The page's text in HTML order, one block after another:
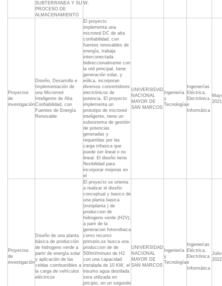
SUBTERRANEA Y SU
PROCESO DE
ALMACENAMIENTO
W.
Proyectos
de
investigación
Diseño, Desarrollo e
Implementación de
una Microrred
Inteligente de Alta
Confiabilidad, con
Fuentes de Energía
Renovable
El proyecto
implementa una
microred DC de alta
confiabilidad, con
fuentes renovables de
energía, trabaja
interconectada
bidireccionalmente con
la red principal, tiene
generación solar, y
eólica, incorporan
diversos convertidores
electrónicos de
potencia. El proyecto
implementa un
prototipo de microred
inteligente, tiene un
subsistema de gestión
de potencias
generadas y
requeridas por las
carga trifasica que
puede ser lineal o no
lineal. El diseño tiene
flexibilidad para
incorporar mejoras en
el
UNIVERSIDAD
NACIONAL
MAYOR DE
SAN MARCOS
Ingeniería
y
Tecnología
Ingenierías
Eléctrica,
Electrónica
e
Informática
2021
Proyectos
de
investigación
Diseño de una planta
básica de producción
de hidrogeno verde a
partir de energía solar
y aplicación de las
celdas combustibles a
la carga de vehículos
eléctricos
El proyecto se orienta
a realizar el diseño
conceptual y basico de
una planta basica
(miniplanta ) de
produccion de
hidrogeno verde (H2V),
a parir de la
generacion fotovoltaica
como recurso
primario,se busca una
produccion de de
500ml/minuto de H2
con una capacidad
instalada de 10 KW, el
insumo agua destilada
sera utilizada en
pricipio, en un segundo
UNIVERSIDAD
NACIONAL
MAYOR DE
SAN MARCOS
Ingeniería
y
Tecnología
Ingenierías
Eléctrica,
Electrónica
e
Informática
Julio
2022